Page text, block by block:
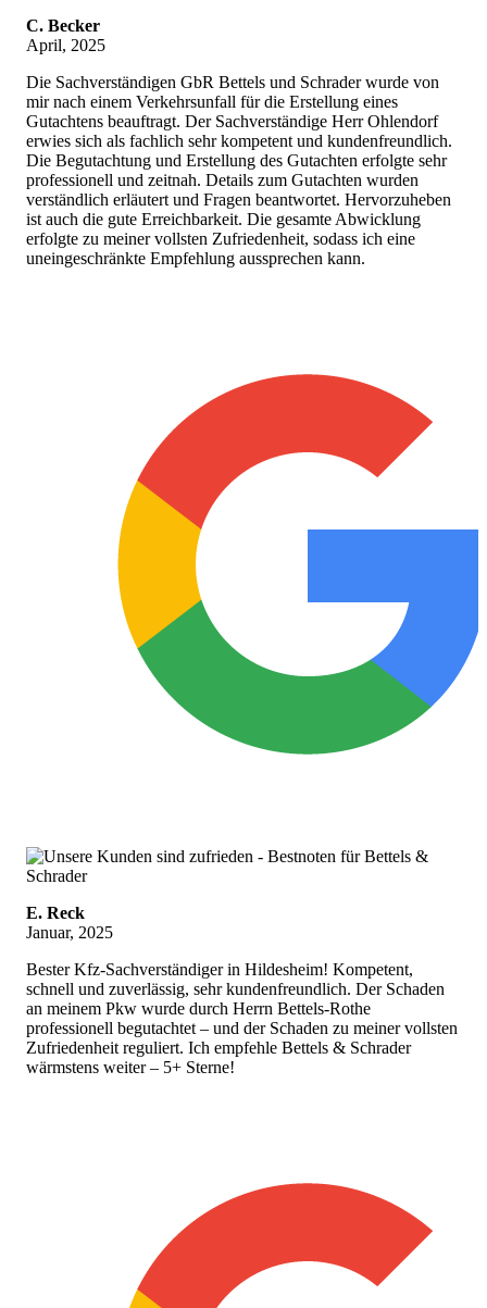
C. Becker
April, 2025
Die Sachverständigen GbR Bettels und Schrader wurde von
mir nach einem Verkehrsunfall für die Erstellung eines
Gutachtens beauftragt. Der Sachverständige Herr Ohlendorf
erwies sich als fachlich sehr kompetent und kundenfreundlich.
Die Begutachtung und Erstellung des Gutachten erfolgte sehr
professionell und zeitnah. Details zum Gutachten wurden
verständlich erläutert und Fragen beantwortet. Hervorzuheben
ist auch die gute Erreichbarkeit. Die gesamte Abwicklung
erfolgte zu meiner vollsten Zufriedenheit, sodass ich eine
uneingeschränkte Empfehlung aussprechen kann.
E. Reck
Januar, 2025
Bester Kfz-Sachverständiger in Hildesheim! Kompetent,
schnell und zuverlässig, sehr kundenfreundlich. Der Schaden
an meinem Pkw wurde durch Herrn Bettels-Rothe
professionell begutachtet – und der Schaden zu meiner vollsten
Zufriedenheit reguliert. Ich empfehle Bettels & Schrader
wärmstens weiter – 5+ Sterne!